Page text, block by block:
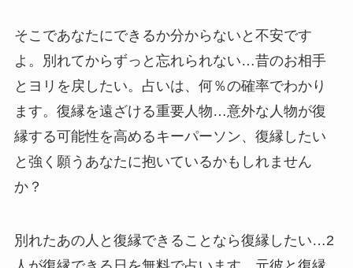
そこであなたにできるか分からないと不安です
よ。別れてからずっと忘れられない…昔のお相手
とヨリを戻したい。占いは、何％の確率でわかり
ます。復縁を遠ざける重要人物…意外な人物が復
縁する可能性を高めるキーパーソン、復縁したい
と強く願うあなたに抱いているかもしれません
か？
別れたあの人と復縁できることなら復縁したい…2